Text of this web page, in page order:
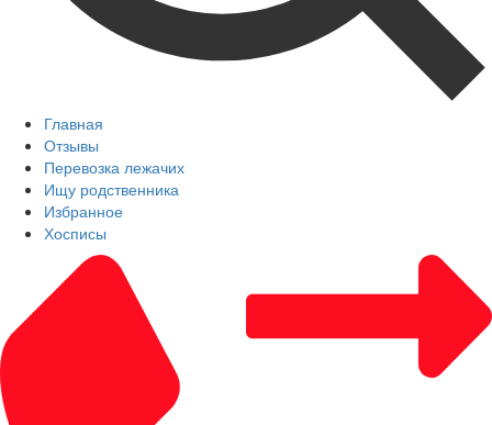
Главная
Отзывы
Перевозка лежачих
Ищу родственника
Избранное
Хосписы